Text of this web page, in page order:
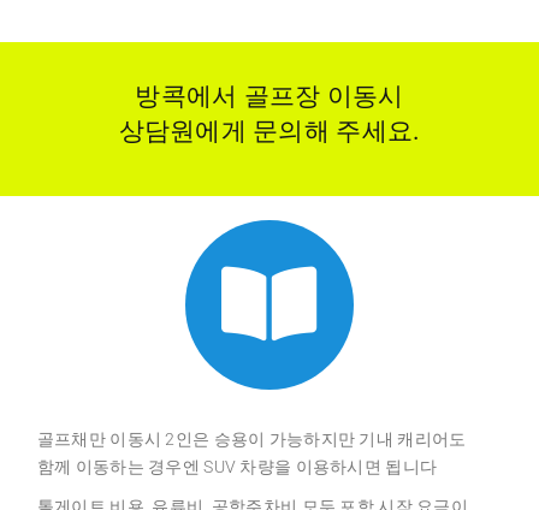
방콕에서 골프장 이동시
상담원에게 문의해 주세요.
골프채만 이동시 2인은 승용이 가능하지만 기내 캐리어도
함께 이동하는 경우엔 SUV 차량을 이용하시면 됩니다